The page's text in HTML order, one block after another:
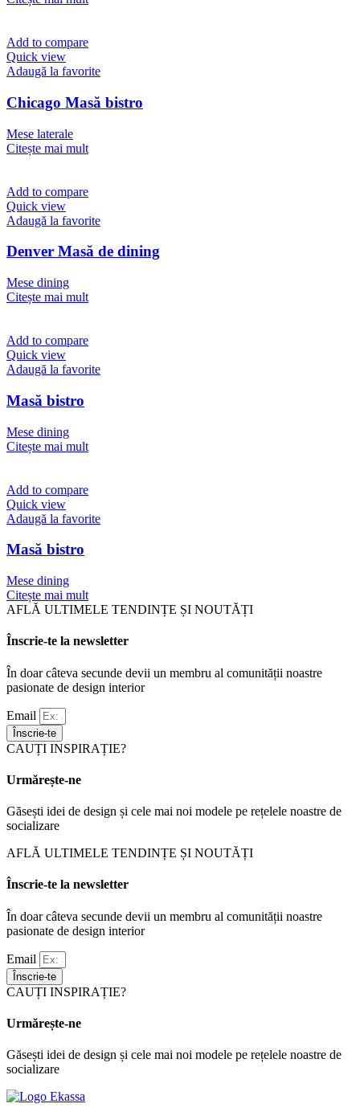
Add to compare
Quick view
Adaugă la favorite
Chicago Masă bistro
Mese laterale
Citește mai mult
Add to compare
Quick view
Adaugă la favorite
Denver Masă de dining
Mese dining
Citește mai mult
Add to compare
Quick view
Adaugă la favorite
Masă bistro
Mese dining
Citește mai mult
Add to compare
Quick view
Adaugă la favorite
Masă bistro
Mese dining
Citește mai mult
AFLĂ ULTIMELE TENDINȚE ȘI NOUTĂȚI
Înscrie-te la newsletter
În doar câteva secunde devii un membru al comunității noastre
pasionate de design interior
Email
Înscrie-te
CAUȚI INSPIRAȚIE?
Urmărește-ne
Găsești idei de design și cele mai noi modele pe rețelele noastre de
socializare
AFLĂ ULTIMELE TENDINȚE ȘI NOUTĂȚI
Înscrie-te la newsletter
În doar câteva secunde devii un membru al comunității noastre
pasionate de design interior
Email
Înscrie-te
CAUȚI INSPIRAȚIE?
Urmărește-ne
Găsești idei de design și cele mai noi modele pe rețelele noastre de
socializare